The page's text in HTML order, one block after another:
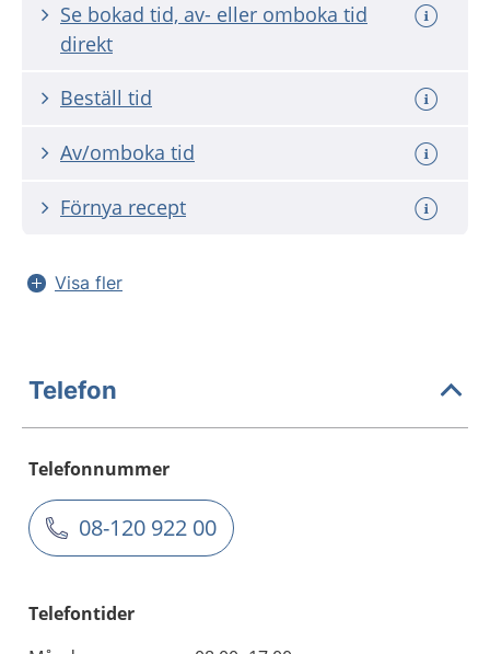
Se bokad tid, av- eller omboka tid
direkt
Beställ tid
Av/omboka tid
Förnya recept
Visa fler
Telefon
Telefonnummer
08-120 922 00
Telefontider